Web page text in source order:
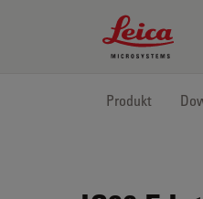
Leica
Produkt